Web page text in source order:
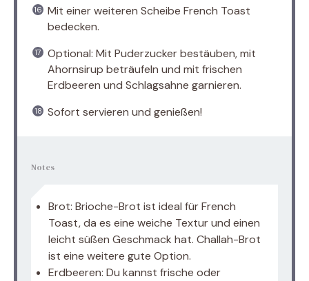
Mit einer weiteren Scheibe French Toast
bedecken.
Optional: Mit Puderzucker bestäuben, mit
Ahornsirup beträufeln und mit frischen
Erdbeeren und Schlagsahne garnieren.
Sofort servieren und genießen!
Notes
Brot: Brioche-Brot ist ideal für French
Toast, da es eine weiche Textur und einen
leicht süßen Geschmack hat. Challah-Brot
ist eine weitere gute Option.
Erdbeeren: Du kannst frische oder